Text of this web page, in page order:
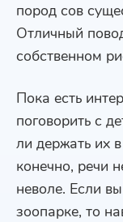
пород сов
Отличный
собственном
Пока есть
поговорить с
ли держать их
конечно, речи
неволе. Если
зоопарке, то